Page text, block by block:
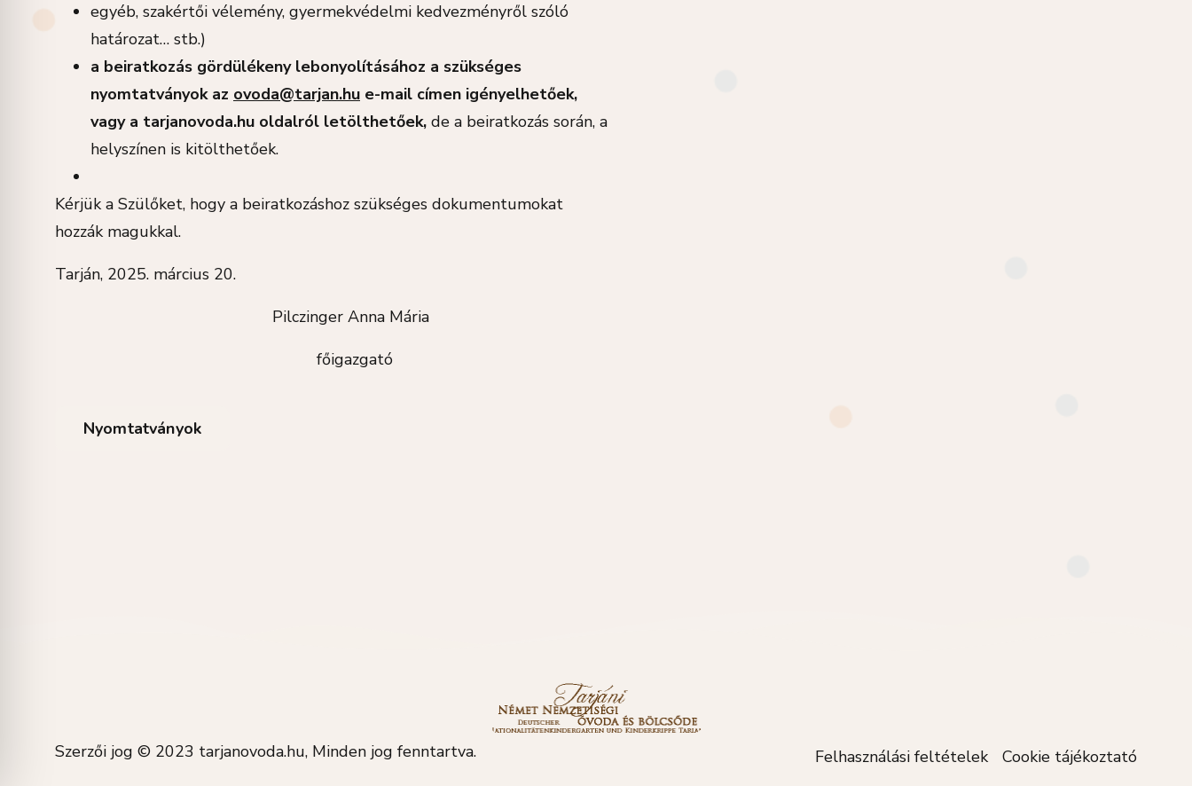
egyéb, szakértői vélemény, gyermekvédelmi kedvezményről szóló
határozat… stb.)
a beiratkozás gördülékeny lebonyolításához a szükséges
nyomtatványok az ovoda@tarjan.hu e-mail címen igényelhetőek,
vagy a tarjanovoda.hu oldalról letölthetőek, de a beiratkozás során, a
helyszínen is kitölthetőek.
Kérjük a Szülőket, hogy a beiratkozáshoz szükséges dokumentumokat
hozzák magukkal.
Tarján, 2025. március 20.
Pilczinger Anna Mária
főigazgató
Nyomtatványok
Szerzői jog © 2023 tarjanovoda.hu, Minden jog fenntartva. Felhasználási feltételek Cookie tájékoztató